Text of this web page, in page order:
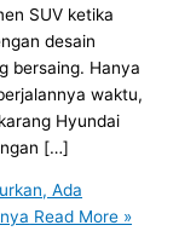
SUV ketika
desain
bersaing. Hanya
waktu,
Hyundai
[…]
Ada
Read More »